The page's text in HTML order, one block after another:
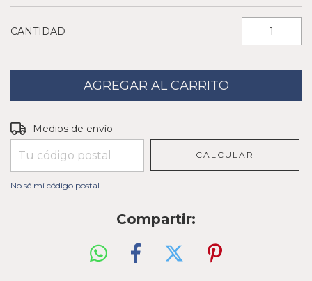
CANTIDAD
Entregas para el CP:
Medios de envío
CALCULAR
No sé mi código postal
Compartir: